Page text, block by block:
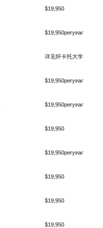
$19,950
$19,950peryear
详见怀卡托大学
$19,950peryear
$19,950peryear
$19,950
$19,950peryear
$19,950
$19,950
$19,950